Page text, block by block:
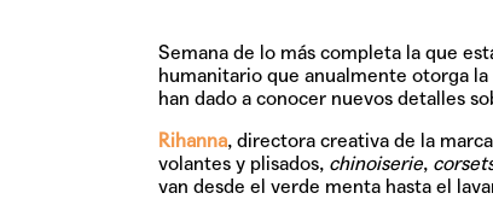
Semana de lo más completa la que
humanitario que anualmente otorga
han dado a conocer nuevos detalles
Rihanna, directora creativa de la
volantes y plisados, chinoiserie,
van desde el verde menta hasta el